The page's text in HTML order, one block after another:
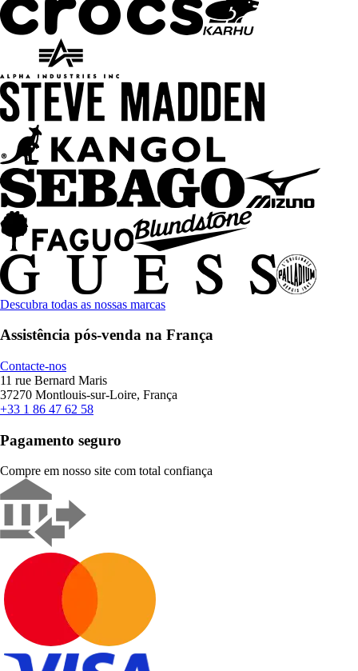
Descubra todas as nossas marcas
Assistência pós-venda na França
Contacte-nos
11 rue Bernard Maris
37270 Montlouis-sur-Loire, França
+33 1 86 47 62 58
Pagamento seguro
Compre em nosso site com total confiança